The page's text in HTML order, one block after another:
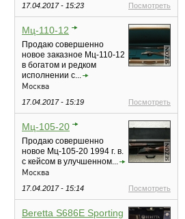
17.04.2017 - 15:23 Посмотреть
Мц-110-12
Продаю совершенно
новое заказное Мц-110-12
в богатом и редком
исполнении с...
Москва
17.04.2017 - 15:19 Посмотреть
Мц-105-20
Продаю совершенно
новое Мц-105-20 1994 г. в.
c кейсом в улучшенном...
Москва
17.04.2017 - 15:14 Посмотреть
Beretta S686E Sporting